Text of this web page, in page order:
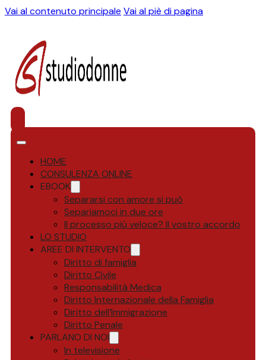
Vai al contenuto principale Vai al piè di pagina
HOME
CONSULENZA ONLINE
EBOOK
Separarsi con amore si può
Separiamoci in due ore
Il processo più veloce? Il vostro accordo
LO STUDIO
AREE DI INTERVENTO
Diritto di famiglia
Diritto Civile
Responsabilità Medica
Diritto Internazionale della Famiglia
Diritto dell’Immigrazione
Diritto Penale
PARLANO DI NOI
In televisione